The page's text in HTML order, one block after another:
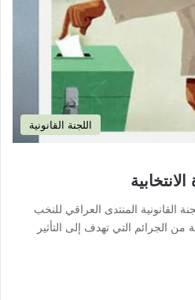
اللجنة القانونية
القانونية المنتدى العراقي للنخب
من الجرائم التي تهدف إلى التأثير